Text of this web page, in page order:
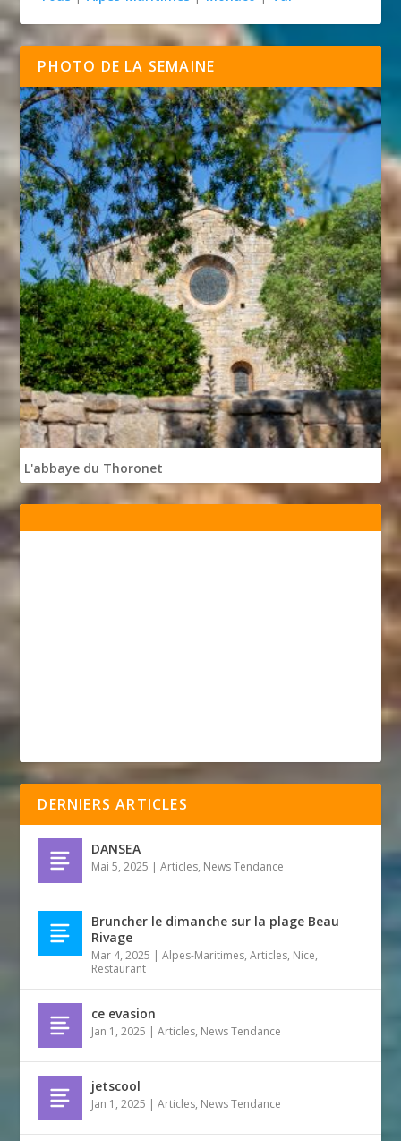
PHOTO DE LA SEMAINE
L'abbaye du Thoronet
DERNIERS ARTICLES
DANSEA
Mai 5, 2025 |Articles, News Tendance
Bruncher le dimanche sur la plage Beau
Rivage
Mar 4, 2025 |Alpes-Maritimes,Articles, Nice,
Restaurant
ce evasion
Jan 1, 2025 |Articles, News Tendance
jetscool
Jan 1, 2025 |Articles, News Tendance